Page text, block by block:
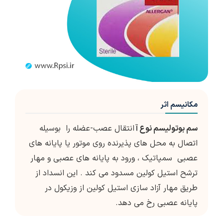
مکانیسم اثر
سم بوتولیسم نوع آانتقال عصب-عضله را بوسیله
اتصال به محل های پذیرنده روی موتور یا پایانه های
عصبی سمپاتیک ، ورود به پایانه های عصبی و مهار
ترشح استیل کولین مسدود می کند . این انسداد از
طریق مهار آزاد سازی استیل کولین از وزیکول در
پایانه عصبی رخ می دهد.